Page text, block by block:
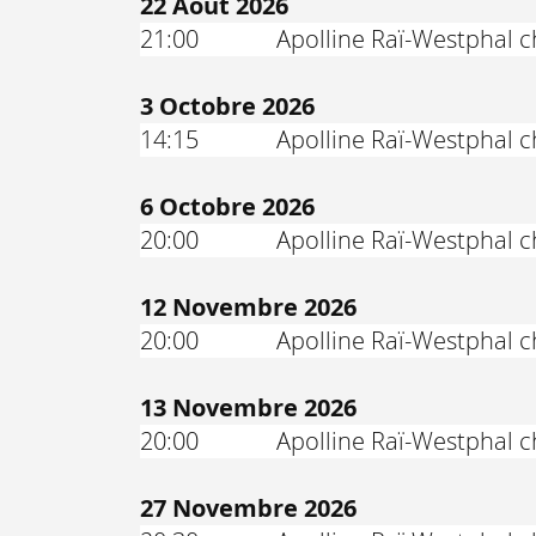
21:00
Apolline Raï-Westphal
3 Octobre 2026
14:15
Apolline Raï-Westphal
6 Octobre 2026
20:00
Apolline Raï-Westphal
12 Novembre 2026
20:00
Apolline Raï-Westphal
13 Novembre 2026
20:00
Apolline Raï-Westphal
27 Novembre 2026